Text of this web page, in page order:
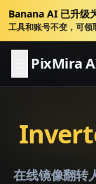
Banana AI 已升级
工具和账号不变，可领
PixMira
在线镜像翻转